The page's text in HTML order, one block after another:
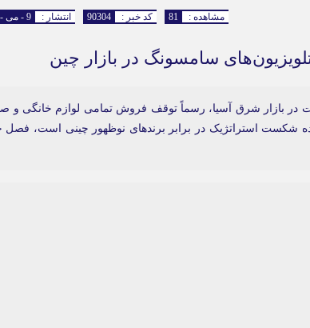
گزارش‌های خبری میراث فرهنگی انتشار : 9 - می - 2026 - 20:14 کد خبر : 90304 مشاهده : 81
سامسونگ در بازار چین
در بازار شرق آسیا، رسماً توقف فروش تمامی لوازم خانگی و
شکست استراتژیک در برابر برندهای نوظهور چینی است، فصل